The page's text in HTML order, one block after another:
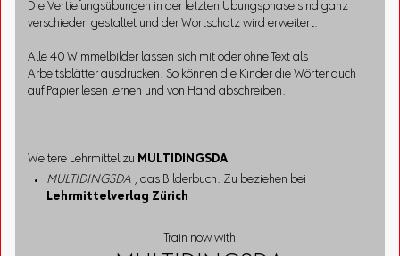
Die Vertiefungsübungen in der letzten Übungsphase sind ganz
verschieden gestaltet und der Wortschatz wird erweitert.
Alle 40 Wimmelbilder lassen sich mit oder ohne Text als
Arbeitsblätter ausdrucken. So können die Kinder die Wörter auch
auf Papier lesen lernen und von Hand abschreiben.
Weitere Lehrmittel zu MULTIDINGSDA
MULTIDINGSDA , das Bilderbuch. Zu beziehen bei
Lehrmittelverlag Zürich
Train now with